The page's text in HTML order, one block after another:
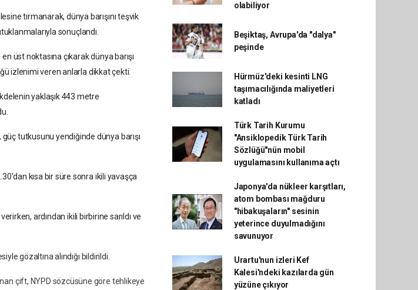
tırmanarak, dünya barışını teşvik
sonuçlandı.
üst noktasına çıkarak dünya barışı
izlenimi veren anlarla dikkat çekti.
yaklaşık 443 metre
tutkusunu yendiğinde dünya barışı
kısa bir süre sonra ikili yavaşça
ardından ikili birbirine sarıldı ve
gözaltına alındığı bildirildi.
çift, NYPD sözcüsüne göre tehlikeye
olabiliyor
Beşiktaş, Avrupa'da "dalya"
peşinde
Hürmüz'deki kesinti LNG
taşımacılığında maliyetleri
katladı
Türk Tarih Kurumu
"Ansiklopedik Türk Tarih
Sözlüğü"nün mobil
uygulamasını kullanıma açtı
Japonya'da nükleer karşıtları,
atom bombası mağduru
"hibakuşaların" sesinin
yeterince duyulmadığını
savunuyor
Urartu'nun izleri Kef
Kalesi'ndeki kazılarda gün
yüzüne çıkıyor